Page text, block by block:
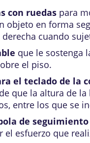
con ruedaspara
objeto en forma
cuando
que le sostenga
el piso.
el teclado de la
que la altura de
entre los que se
de
el esfuerzo que